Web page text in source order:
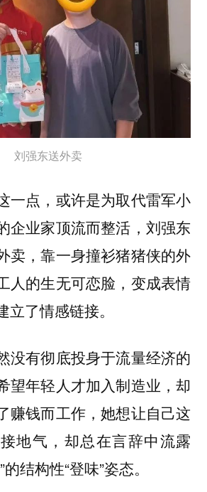
刘强东送外卖
一点，或许是为取代雷军小
企业家顶流而整活，刘强东
卖，靠一身撞衫猪猪侠的外
人的生无可恋脸，变成表情
了情感链接。
没有彻底投身于流量经济的
望年轻人才加入制造业，却
赚钱而工作，她想让自己这
地气，却总在言辞中流露
结构性“登味”姿态。